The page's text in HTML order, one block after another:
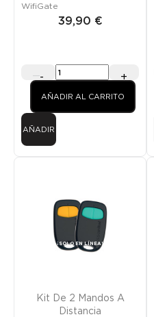
WifiGate
39,90 €
- +
AÑADIR AL CARRITO
AÑADIR
¡SOLO EN LÍNEA!
Kit De 2 Mandos A
Distancia